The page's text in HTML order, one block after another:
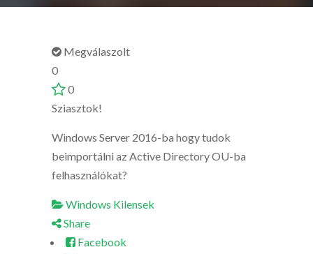
Megválaszolt
0
0
Sziasztok!
Windows Server 2016-ba hogy tudok
beimportálni az Active Directory OU-ba
felhasználókat?
Windows Kilensek
Share
Facebook